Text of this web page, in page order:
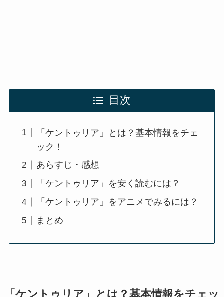
目次
「ケントゥリア」とは？基本情報をチェ
ック！
あらすじ・感想
「ケントゥリア」を安く読むには？
「ケントゥリア」をアニメでみるには？
まとめ
「ケントゥリア」とは？基本情報をチェッ